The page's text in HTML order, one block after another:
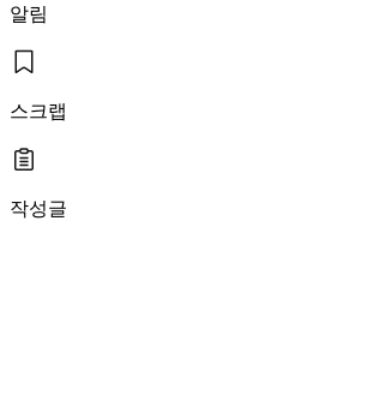
알림
스크랩
작성글